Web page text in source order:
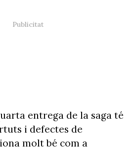
entrega de la saga té
i defectes de
molt bé com a